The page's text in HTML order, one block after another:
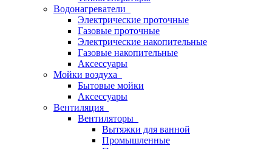
Водонагреватели
Электрические проточные
Газовые проточные
Электрические накопительные
Газовые накопительные
Аксессуары
Мойки воздуха
Бытовые мойки
Аксессуары
Вентиляция
Вентиляторы
Вытяжки для ванной
Промышленные